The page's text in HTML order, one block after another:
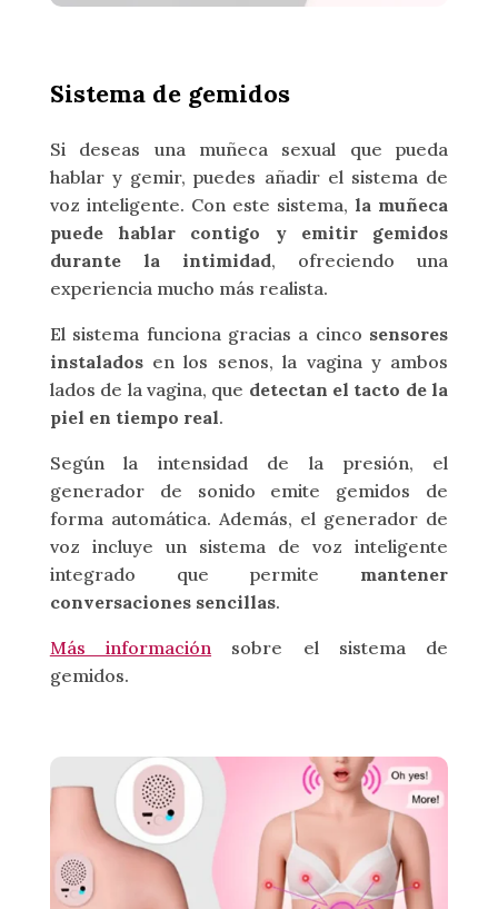
Sistema de gemidos
Si deseas una muñeca sexual que pueda
hablar y gemir, puedes añadir el sistema de
voz inteligente. Con este sistema, la muñeca
puede hablar contigo y emitir gemidos
durante la intimidad, ofreciendo una
experiencia mucho más realista.
El sistema funciona gracias a cinco sensores
instaladosen los senos, la vagina y ambos
lados de la vagina, que detectan el tacto de la
piel en tiempo real.
Según la intensidad de la presión, el
generador de sonido emite gemidos de
forma automática. Además, el generador de
voz incluye un sistema de voz inteligente
integrado que permite mantener
conversaciones sencillas.
Más información sobre el sistema de
gemidos.